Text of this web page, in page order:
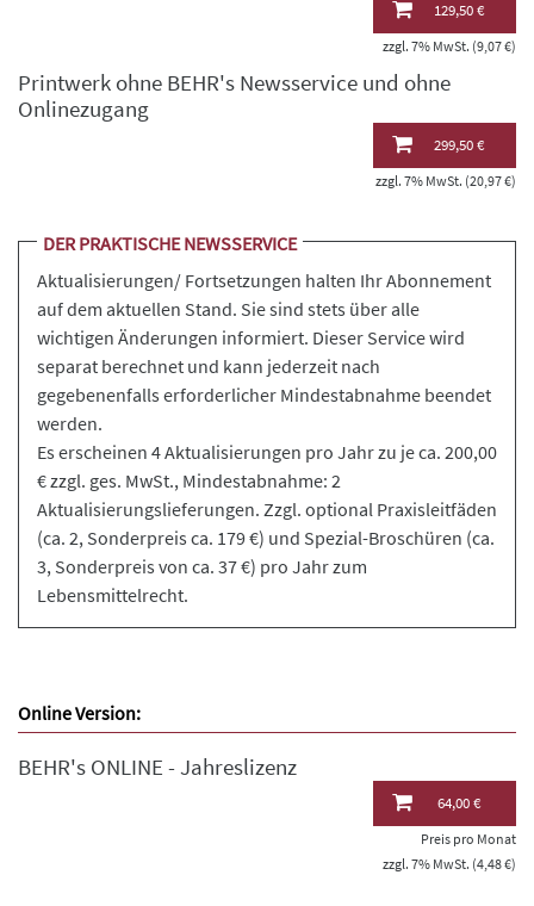
129,50 €
zzgl. 7% MwSt. (9,07 €)
Printwerk ohne BEHR's Newsservice und ohne
Onlinezugang
299,50 €
zzgl. 7% MwSt. (20,97 €)
DER PRAKTISCHE NEWSSERVICE
Aktualisierungen/ Fortsetzungen halten Ihr Abonnement
auf dem aktuellen Stand. Sie sind stets über alle
wichtigen Änderungen informiert. Dieser Service wird
separat berechnet und kann jederzeit nach
gegebenenfalls erforderlicher Mindestabnahme beendet
werden.
Es erscheinen 4 Aktualisierungen pro Jahr zu je ca. 200,00
€ zzgl. ges. MwSt., Mindestabnahme: 2
Aktualisierungslieferungen. Zzgl. optional Praxisleitfäden
(ca. 2, Sonderpreis ca. 179 €) und Spezial-Broschüren (ca.
3, Sonderpreis von ca. 37 €) pro Jahr zum
Lebensmittelrecht.
Online Version:
BEHR's ONLINE - Jahreslizenz
64,00 €
Preis pro Monat
zzgl. 7% MwSt. (4,48 €)